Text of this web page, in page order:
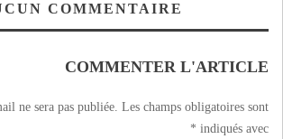
COMMENTAIRE
COMMENTER L'ARTICLE
ne sera pas publiée. Les champs obligatoires sont
indiqués avec
*